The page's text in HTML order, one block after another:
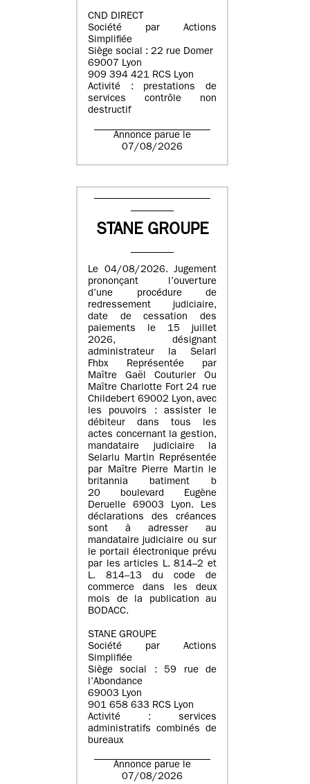
CND DIRECT
Société par Actions
Simplifiée
Siège social : 22 rue Domer
69007 Lyon
909 394 421 RCS Lyon
Activité : prestations de
services contrôle non
destructif
Annonce parue le
07/08/2026
STANE GROUPE
Le 04/08/2026. Jugement
prononçant l’ouverture
d’une procédure de
redressement judiciaire,
date de cessation des
paiements le 15 juillet
2026, désignant
administrateur la Selarl
Fhbx Représentée par
Maître Gaël Couturier Ou
Maître Charlotte Fort 24 rue
Childebert 69002 Lyon, avec
les pouvoirs : assister le
débiteur dans tous les
actes concernant la gestion,
mandataire judiciaire la
Selarlu Martin Représentée
par Maître Pierre Martin le
britannia batiment b
20 boulevard Eugène
Deruelle 69003 Lyon. Les
déclarations des créances
sont à adresser au
mandataire judiciaire ou sur
le portail électronique prévu
par les articles L. 814–2 et
L. 814–13 du code de
commerce dans les deux
mois de la publication au
BODACC.
STANE GROUPE
Société par Actions
Simplifiée
Siège social : 59 rue de
l’Abondance
69003 Lyon
901 658 633 RCS Lyon
Activité : services
administratifs combinés de
bureaux
Annonce parue le
07/08/2026